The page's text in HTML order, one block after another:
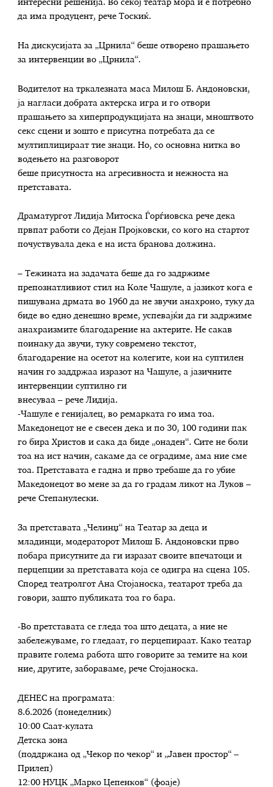
интересни решенија. Во секој театар мора и е потребно
да има продуцент, рече Тоскиќ.
На дискусијата за „Црнила“ беше отворено прашањето
за интервенции во „Црнила“.
Водителот на тркалезната маса Милош Б. Андоновски,
ја нагласи добрата актерска игра и го отвори
прашањето за хиперпродукцијата на знаци, мноштвото
секс сцени и зошто е присутна потребата да се
мултиплицираат тие знаци. Но, со основна нитка во
водењето на разговорот
беше присутноста на агресивноста и нежноста на
претставата.
Драматургот Лидија Митоска Ѓорѓиовска рече дека
првпат работи со Дејан Пројковски, со кого на стартот
почуствувала дека е на иста бранова должина.
– Тежината на задачата беше да го задржиме
препознатливиот стил на Коле Чашуле, а јазикот кога е
пишувана дрмата во 1960 да не звучи анахроно, туку да
биде во едно денешно време, успевајќи да ги задржиме
анахраизмите благодарение на актерите. Не сакав
поинаку да звучи, туку современо текстот,
благодарение на осетот на колегите, кои на суптилен
начин го заддржаа изразот на Чашуле, а јазичните
интервенции суптилно ги
внесуваа – рече Лидија.
-Чашуле е генијалец, во ремарката го има тоа.
Македонецот не е свесен дека и по 30, 100 години пак
го бира Христов и сака да биде „онаден“. Сите не боли
тоа на ист начин, сакаме да се оградиме, ама ние сме
тоа. Претставата е гадна и прво требаше да го убие
Македонецот во мене за да го градам ликот на Луков –
рече Степанулески.
За претставата „Челинџ“ на Театар за деца и
младинци, модераторот Милош Б. Андоновски прво
побара присутните да ги изразат своите впечатоци и
перцепции за претставата која се одигра на сцена 105.
Според театролгот Ана Стојаноска, театарот треба да
говори, зашто публиката тоа го бара.
-Во претставата се гледа тоа што децата, а ние не
забележуваме, го гледаат, го перцепираат. Како театар
правите голема работа што говорите за темите на кои
ние, другите, забораваме, рече Стојаноска.
ДЕНЕС на програмата:
8.6.2026 (понеделник)
10:00 Саат-кулата
Детска зона
(поддржана од „Чекор по чекор“ и „Јавен простор“ –
Прилеп)
12:00 НУЦК „Марко Цепенков“ (фоаје)